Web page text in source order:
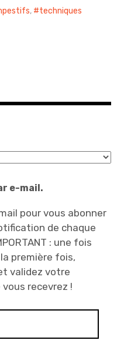
, techniques
e-mail.
pour vous abonner
de chaque
: une fois
première fois,
validez votre
recevrez !